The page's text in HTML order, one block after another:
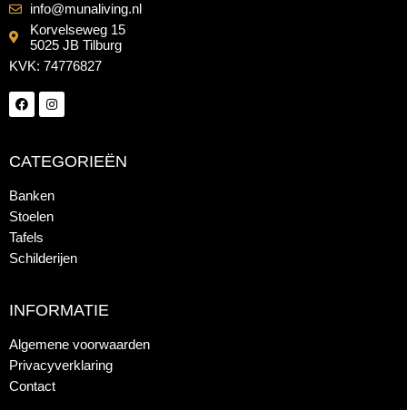
info@munaliving.nl
Korvelseweg 15
5025 JB Tilburg
KVK: 74776827
CATEGORIEËN
Banken
Stoelen
Tafels
Schilderijen
INFORMATIE
Algemene voorwaarden
Privacyverklaring
Contact